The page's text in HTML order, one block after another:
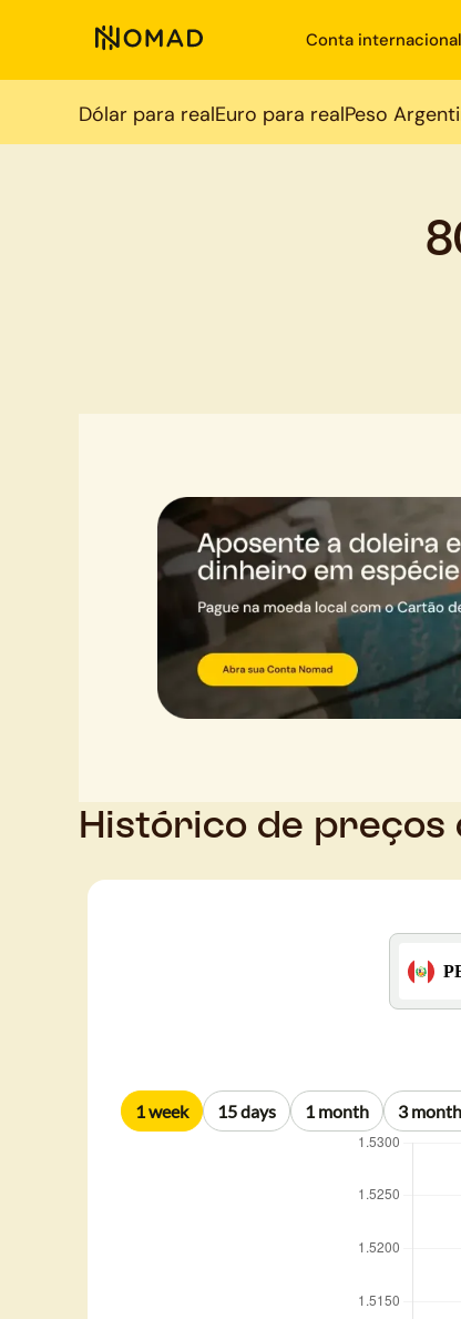
Conta internacional
Dólar para realEuro para realPeso
Histórico de preços